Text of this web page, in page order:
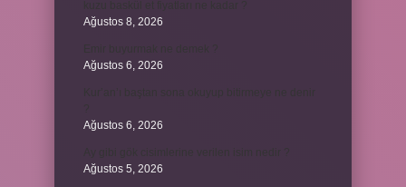
Ağustos 8, 2026
Ağustos 6, 2026
Ağustos 6, 2026
Ağustos 5, 2026